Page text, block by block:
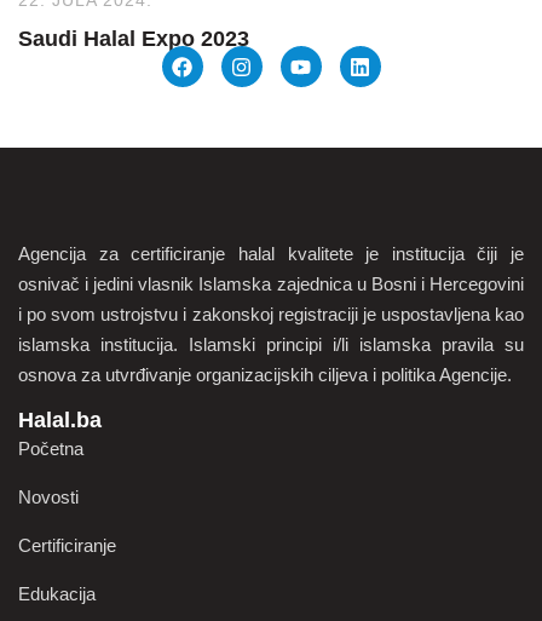
Saudi Halal Expo 2023
Agencija za certificiranje halal kvalitete je institucija čiji je
osnivač i jedini vlasnik Islamska zajednica u Bosni i Hercegovini
i po svom ustrojstvu i zakonskoj registraciji je uspostavljena kao
islamska institucija. Islamski principi i/li islamska pravila su
osnova za utvrđivanje organizacijskih ciljeva i politika Agencije.
Halal.ba
Početna
Novosti
Certificiranje
Edukacija